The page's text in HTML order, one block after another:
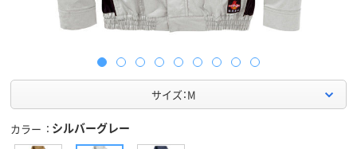
サイズ：M
カラー シルバーグレー